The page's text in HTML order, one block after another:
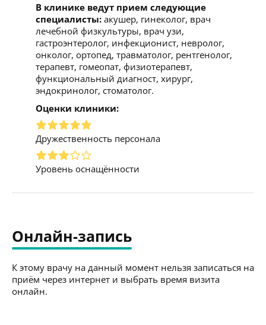
В клинике ведут прием следующие
специалисты: акушер, гинеколог, врач
лечебной физкультуры, врач узи,
гастроэнтеролог, инфекционист, невролог,
онколог, ортопед, травматолог, рентгенолог,
терапевт, гомеопат, физиотерапевт,
функциональный диагност, хирург,
эндокринолог, стоматолог.
Оценки клиники:
Дружественность персонала
Уровень оснащённости
Онлайн-запись
К этому врачу на данный момент нельзя записаться на
приём через интернет и выбрать время визита
онлайн.